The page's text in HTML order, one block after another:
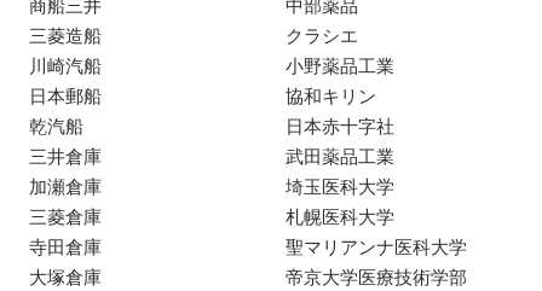
三菱造船
川崎汽船
日本郵船
乾汽船
三井倉庫
加瀬倉庫
三菱倉庫
寺田倉庫
大塚倉庫
クラシエ
小野薬品工業
協和キリン
日本赤十字社
武田薬品工業
埼玉医科大学
札幌医科大学
聖マリアンナ医科大学
帝京大学医療技術学部